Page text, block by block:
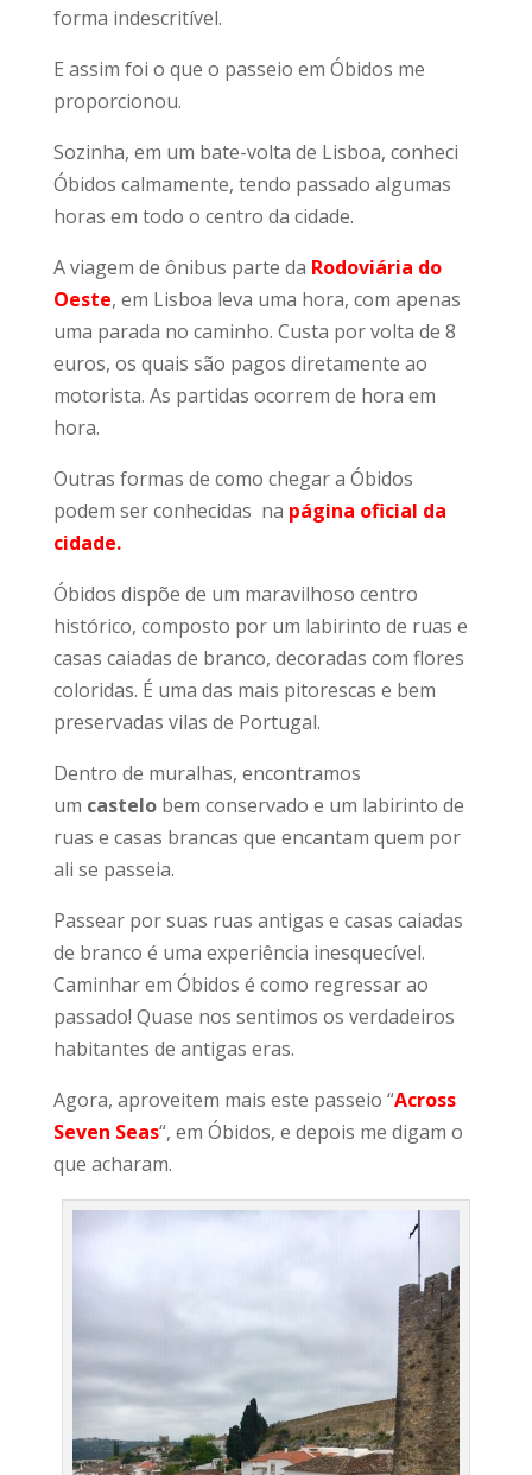
forma indescritível.
E assim foi o que o passeio em Óbidos me
proporcionou.
Sozinha, em um bate-volta de Lisboa, conheci
Óbidos calmamente, tendo passado algumas
horas em todo o centro da cidade.
A viagem de ônibus parte da Rodoviária do
Oeste, em Lisboa leva uma hora, com apenas
uma parada no caminho. Custa por volta de 8
euros, os quais são pagos diretamente ao
motorista. As partidas ocorrem de hora em
hora.
Outras formas de como chegar a Óbidos
podem ser conhecidas na página oficial da
cidade.
Óbidos dispõe de um maravilhoso centro
histórico, composto por um labirinto de ruas e
casas caiadas de branco, decoradas com flores
coloridas. É uma das mais pitorescas e bem
preservadas vilas de Portugal.
Dentro de muralhas, encontramos
um castelobem conservado e um labirinto de
ruas e casas brancas que encantam quem por
ali se passeia.
Passear por suas ruas antigas e casas caiadas
de branco é uma experiência inesquecível.
Caminhar em Óbidos é como regressar ao
passado! Quase nos sentimos os verdadeiros
habitantes de antigas eras.
Agora, aproveitem mais este passeio “Across
Seven Seas“, em Óbidos, e depois me digam o
que acharam.